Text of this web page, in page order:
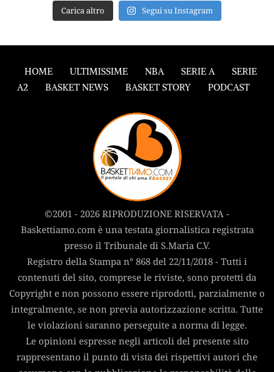
Carica altro Segui su Instagram
HOME ULTIMISSIME NBA SERIE A
SERIE
A2
BASKET NEWS BASKET STORY PODCAST
©2001 - 2026 RIPRODUZIONE RISERVATA -
Baskettiamo.com è una testata giornalistica registrata
presso il Tribunale di S.Maria C.V.
Registro della Stampa n° 868 del 22/11/2018 - Tutti i
contenuti del sito, comprese le riviste, sono protetti da
Copyright e non possono essere riprodotti, parzialmente o
integralmente, se non previa autorizzazione scritta. Tutte
le violazioni saranno perseguite a norma di legge.
Le opinioni espresse negli articoli del presente sito
rappresentano il punto di vista dei rispettivi autori che